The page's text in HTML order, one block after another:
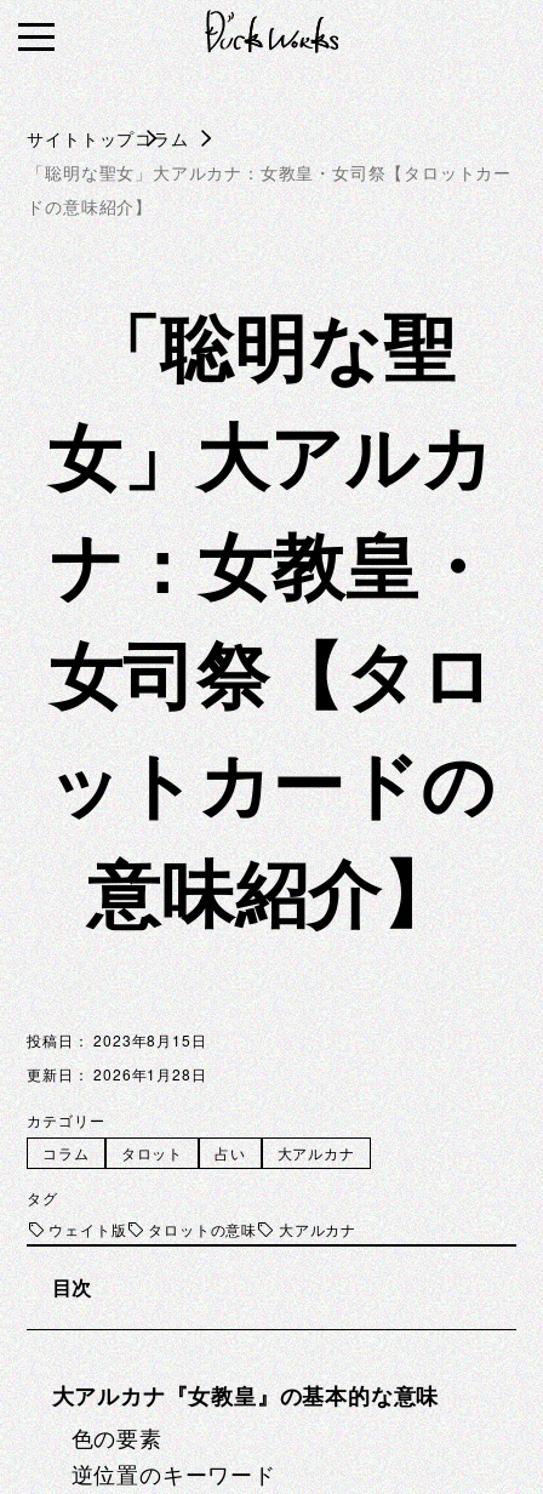
S
k
i
p
t
o
c
o
n
t
e
n
t
サイトトップコラム
「聡明な聖女」大アルカナ：女教皇・女司祭【タロットカー
ドの意味紹介】
「聡明な聖
女」大アルカ
ナ：女教皇・
女司祭【タロ
ットカードの
意味紹介】
投稿日： 2023年8月15日
更新日： 2026年1月28日
カテゴリー
コラム
タロット 占い 大アルカナ
タグ
ウェイト版
タロットの意味 大アルカナ
目次
大アルカナ『女教皇』の基本的な意味
色の要素
逆位置のキーワード